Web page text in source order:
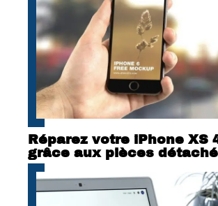
Réparez votre iPhone XS
grâce aux pièces